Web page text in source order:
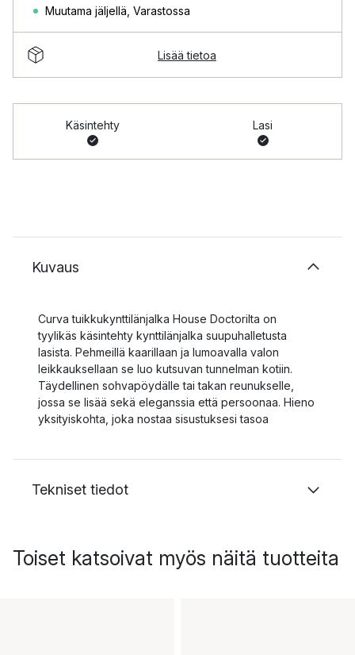
Muutama jäljellä Varastossa
Lisää tietoa
Käsintehty Lasi
Kuvaus
Curva tuikkukynttilänjalka House Doctorilta on
tyylikäs käsintehty kynttilänjalka suupuhalletusta
lasista. Pehmeillä kaarillaan ja lumoavalla valon
leikkauksellaan se luo kutsuvan tunnelman kotiin.
Täydellinen sohvapöydälle tai takan reunukselle,
jossa se lisää sekä eleganssia että persoonaa. Hieno
yksityiskohta, joka nostaa sisustuksesi tasoa
Tekniset tiedot
Toiset katsoivat myös näitä tuotteita